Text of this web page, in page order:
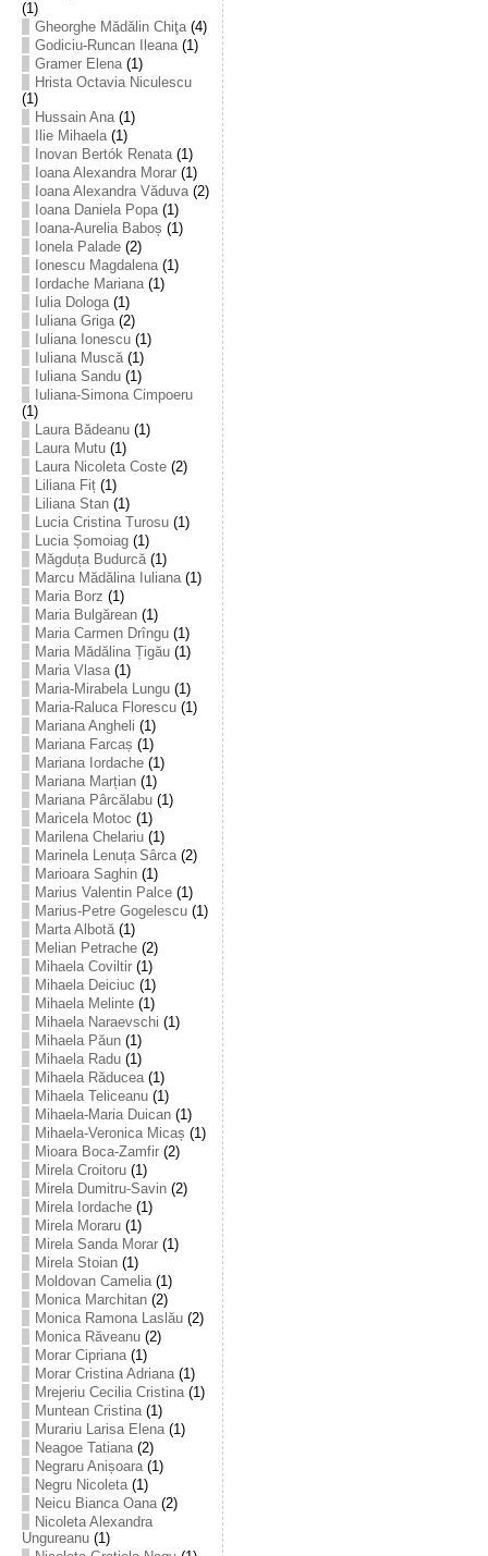
(1)
Gheorghe Mădălin Chiţa(4)
Godiciu-Runcan Ileana(1)
Gramer Elena(1)
Hrista Octavia Niculescu
(1)
Hussain Ana(1)
Ilie Mihaela(1)
Inovan Bertók Renata(1)
Ioana Alexandra Morar(1)
Ioana Alexandra Văduva(2)
Ioana Daniela Popa(1)
Ioana-Aurelia Baboș (1)
Ionela Palade(2)
Ionescu Magdalena(1)
Iordache Mariana(1)
Iulia Dologa(1)
Iuliana Griga(2)
Iuliana Ionescu(1)
Iuliana Muscă(1)
Iuliana Sandu(1)
Iuliana-Simona Cimpoeru
(1)
Laura Bădeanu(1)
Laura Mutu(1)
Laura Nicoleta Coste(2)
Liliana Fiț(1)
Liliana Stan(1)
Lucia Cristina Turosu(1)
Lucia Șomoiag(1)
Măgduța Budurcă(1)
Marcu Mădălina Iuliana(1)
Maria Borz (1)
Maria Bulgărean(1)
Maria Carmen Drîngu(1)
Maria Mădălina Țigău(1)
Maria Vlasa(1)
Maria-Mirabela Lungu(1)
Maria-Raluca Florescu(1)
Mariana Angheli (1)
Mariana Farcaș (1)
Mariana Iordache(1)
Mariana Marțian(1)
Mariana Pârcălabu(1)
Maricela Motoc (1)
Marilena Chelariu(1)
Marinela Lenuța Sârca(2)
Marioara Saghin(1)
Marius Valentin Palce(1)
Marius-Petre Gogelescu(1)
Marta Albotă(1)
Melian Petrache(2)
Mihaela Coviltir(1)
Mihaela Deiciuc (1)
Mihaela Melinte(1)
Mihaela Naraevschi (1)
Mihaela Păun(1)
Mihaela Radu(1)
Mihaela Răducea(1)
Mihaela Teliceanu(1)
Mihaela-Maria Duican(1)
Mihaela-Veronica Micaș (1)
Mioara Boca-Zamfir(2)
Mirela Croitoru(1)
Mirela Dumitru-Savin(2)
Mirela Iordache(1)
Mirela Moraru(1)
Mirela Sanda Morar(1)
Mirela Stoian(1)
Moldovan Camelia(1)
Monica Marchitan(2)
Monica Ramona Laslău(2)
Monica Răveanu(2)
Morar Cipriana(1)
Morar Cristina Adriana(1)
Mrejeriu Cecilia Cristina(1)
Muntean Cristina(1)
Murariu Larisa Elena(1)
Neagoe Tatiana(2)
Negraru Anișoara(1)
Negru Nicoleta(1)
Neicu Bianca Oana(2)
Nicoleta Alexandra
Ungureanu(1)